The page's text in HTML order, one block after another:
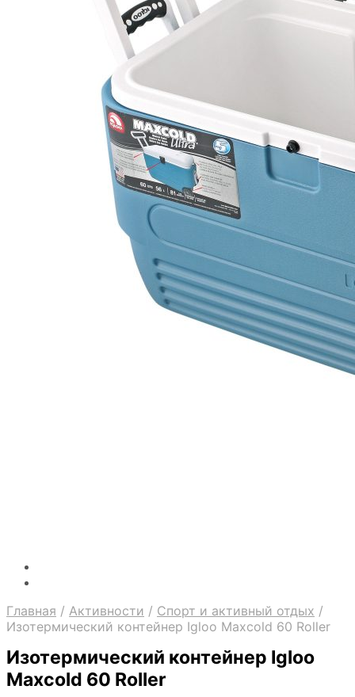
Главная / Активности / Спорт и активный отдых /
Изотермический контейнер Igloo Maxcold 60 Roller
Изотермический контейнер Igloo
Maxcold 60 Roller